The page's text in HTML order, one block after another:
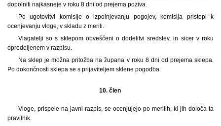
dopolniti najkasneje v roku 8 dni od prejema poziva.
Po ugotovitvi komisije o izpolnjevanju pogojev, komisija pristopi k
ocenjevanju vloge, v skladu z merili.
Vlagatelji so s sklepom obveščeni o dodelitvi sredstev, in sicer v roku
opredeljenem v razpisu.
Na sklep je možna pritožba na župana v roku 8 dni od prejema sklepa.
Po dokončnosti sklepa se s prijaviteljem sklene pogodba.
10. člen
Vloge, prispele na javni razpis, se ocenjujejo po merilih, ki jih določa ta
pravilnik.